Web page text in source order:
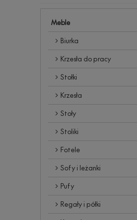
Meble
Biurka
Krzesła do pracy
Stołki
Krzesła
Stoły
Stoliki
Fotele
Sofy i leżanki
Pufy
Regały i półki